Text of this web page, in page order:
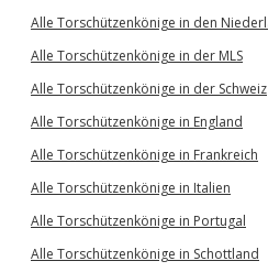
Alle Torschützenkönige in den
Alle Torschützenkönige in der MLS
Alle Torschützenkönige in der Schweiz
Alle Torschützenkönige in England
Alle Torschützenkönige in Frankreich
Alle Torschützenkönige in Italien
Alle Torschützenkönige in Portugal
Alle Torschützenkönige in Schottland